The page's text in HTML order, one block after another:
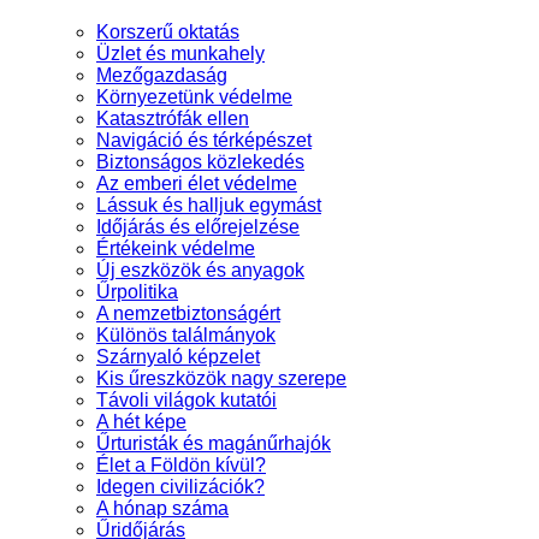
Korszerű oktatás
Üzlet és munkahely
Mezőgazdaság
Környezetünk védelme
Katasztrófák ellen
Navigáció és térképészet
Biztonságos közlekedés
Az emberi élet védelme
Lássuk és halljuk egymást
Időjárás és előrejelzése
Értékeink védelme
Új eszközök és anyagok
Űrpolitika
A nemzetbiztonságért
Különös találmányok
Szárnyaló képzelet
Kis űreszközök nagy szerepe
Távoli világok kutatói
A hét képe
Űrturisták és magánűrhajók
Élet a Földön kívül?
Idegen civilizációk?
A hónap száma
Űridőjárás